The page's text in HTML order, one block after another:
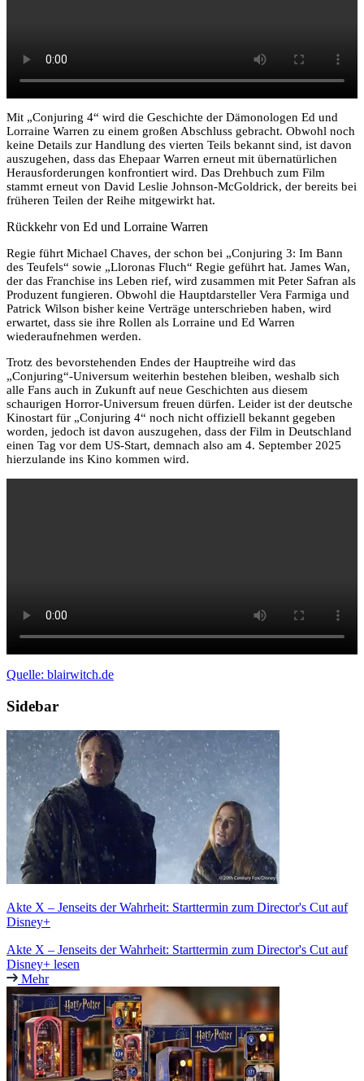
Mit „Conjuring 4“ wird die Geschichte der Dämonologen Ed und
Lorraine Warren zu einem großen Abschluss gebracht. Obwohl noch
keine Details zur Handlung des vierten Teils bekannt sind, ist davon
auszugehen, dass das Ehepaar Warren erneut mit übernatürlichen
Herausforderungen konfrontiert wird. Das Drehbuch zum Film
stammt erneut von David Leslie Johnson-McGoldrick, der bereits bei
früheren Teilen der Reihe mitgewirkt hat.
Rückkehr von Ed und Lorraine Warren
Regie führt Michael Chaves, der schon bei „Conjuring 3: Im Bann
des Teufels“ sowie „Lloronas Fluch“ Regie geführt hat. James Wan,
der das Franchise ins Leben rief, wird zusammen mit Peter Safran als
Produzent fungieren. Obwohl die Hauptdarsteller Vera Farmiga und
Patrick Wilson bisher keine Verträge unterschrieben haben, wird
erwartet, dass sie ihre Rollen als Lorraine und Ed Warren
wiederaufnehmen werden.
Trotz des bevorstehenden Endes der Hauptreihe wird das
„Conjuring“-Universum weiterhin bestehen bleiben, weshalb sich
alle Fans auch in Zukunft auf neue Geschichten aus diesem
schaurigen Horror-Universum freuen dürfen. Leider ist der deutsche
Kinostart für „Conjuring 4“ noch nicht offiziell bekannt gegeben
worden, jedoch ist davon auszugehen, dass der Film in Deutschland
einen Tag vor dem US-Start, demnach also am 4. September 2025
hierzulande ins Kino kommen wird.
Quelle: blairwitch.de
Sidebar
Akte X – Jenseits der Wahrheit: Starttermin zum Director's Cut auf
Disney+
Akte X – Jenseits der Wahrheit: Starttermin zum Director's Cut auf
Disney+ lesen
Mehr